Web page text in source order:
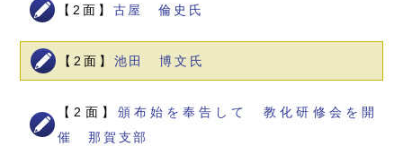
【2面】 古屋 倫史氏
【2面】 池田 博文氏
【2面】 頒布始を奉告して 教化研修会を開
催 那賀支部